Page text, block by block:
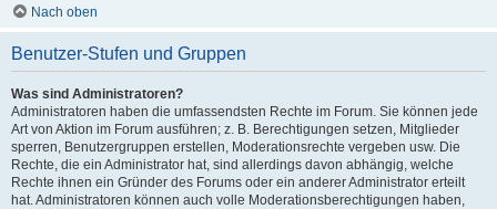
Nach oben
Benutzer-Stufen und Gruppen
Was sind Administratoren?
Administratoren haben die umfassendsten Rechte im Forum. Sie können jede
Art von Aktion im Forum ausführen; z. B. Berechtigungen setzen, Mitglieder
sperren, Benutzergruppen erstellen, Moderationsrechte vergeben usw. Die
Rechte, die ein Administrator hat, sind allerdings davon abhängig, welche
Rechte ihnen ein Gründer des Forums oder ein anderer Administrator erteilt
hat. Administratoren können auch volle Moderationsberechtigungen haben,